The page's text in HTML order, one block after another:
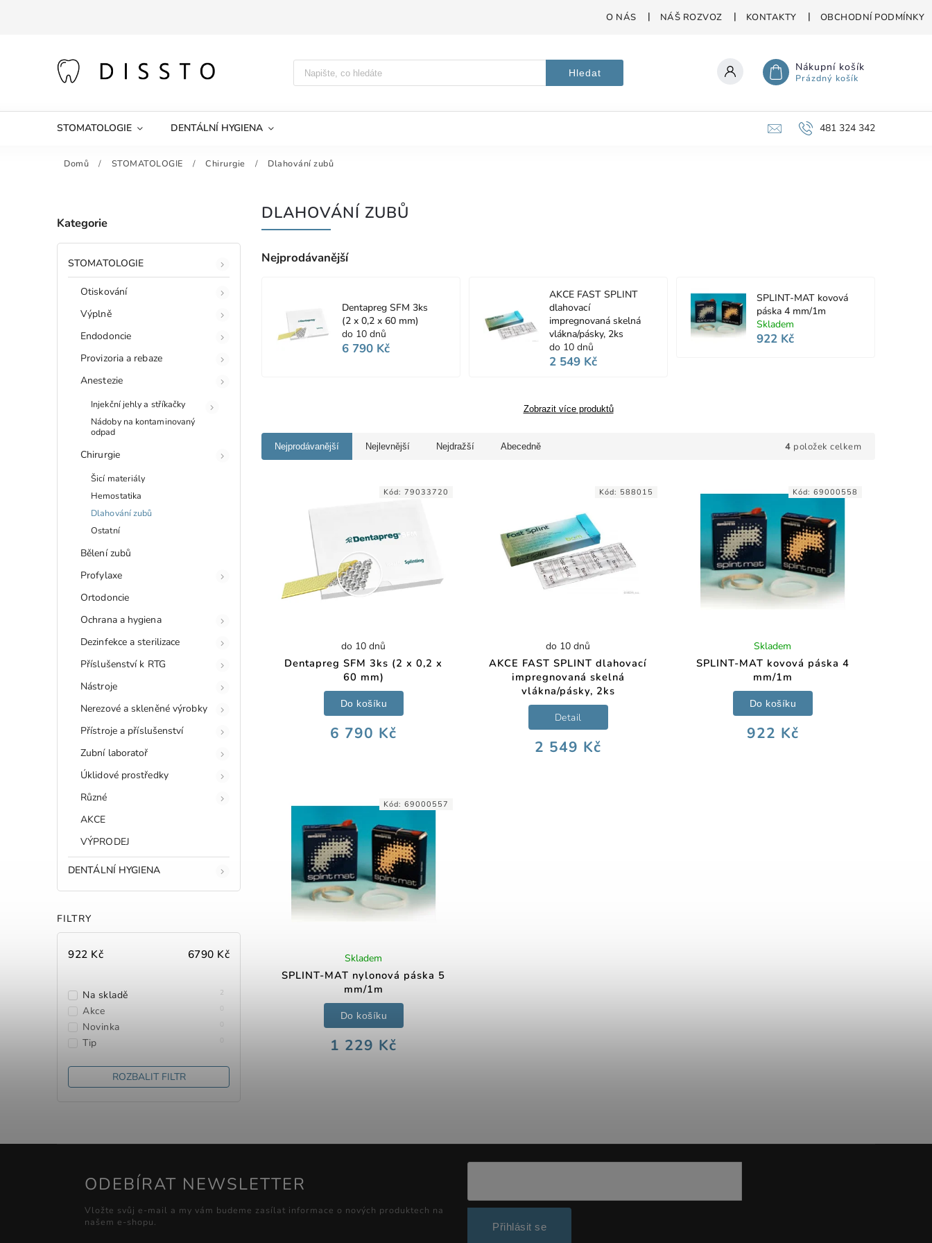
O NÁS NÁŠ ROZVOZ KONTAKTY OBCHODNÍ PODMÍNKY
Hledat Nákupní košík
Prázdný košík
STOMATOLOGIE DENTÁLNÍ HYGIENA 481 324 342
Domů / STOMATOLOGIE / Chirurgie / Dlahování zubů
Kategorie
STOMATOLOGIE
Otiskování
Výplně
Endodoncie
Provizoria a rebaze
Anestezie
Injekční jehly a stříkačky
Nádoby na kontaminovaný
odpad
Chirurgie
Šicí materiály
Hemostatika
Dlahování zubů
Ostatní
Bělení zubů
Profylaxe
Ortodoncie
Ochrana a hygiena
Dezinfekce a sterilizace
Příslušenství k RTG
Nástroje
Nerezové a skleněné výrobky
Přístroje a příslušenství
Zubní laboratoř
Úklidové prostředky
Různé
AKCE
VÝPRODEJ
DENTÁLNÍ HYGIENA
FILTRY
922 Kč 6790 Kč
Na skladě 2
Akce
Novinka
Tip
ROZBALIT FILTR
DLAHOVÁNÍ ZUBŮ
Nejprodávanější
Dentapreg SFM 3ks
(2 x 0,2 x 60 mm)
do 10 dnů
6 790 Kč
AKCE FAST SPLINT
dlahovací
impregnovaná skelná
vlákna/pásky, 2ks
do 10 dnů
2 549 Kč
SPLINT-MAT kovová
páska 4 mm/1m
Skladem
922 Kč
Zobrazit více produktů
Nejprodávanější Nejlevnější Nejdražší Abecedně 4 položek celkem
Dentapreg SFM 3ks (2 x 0,2 x
60 mm)
do 10 dnů
6 790 Kč
Do košíku
Kód:79033720
AKCE FAST SPLINT dlahovací
impregnovaná skelná
vlákna/pásky, 2ks
do 10 dnů
2 549 Kč
Detail
Kód: 588015
SPLINT-MAT kovová páska 4
mm/1m
Skladem
922 Kč
Do košíku
Kód:69000558
SPLINT-MAT nylonová páska 5
mm/1m
Skladem
1 229 Kč
Do košíku
Kód:69000557
ODEBÍRAT NEWSLETTER
Vložte svůj e-mail a my vám budeme zasílat informace o nových produktech na
našem e-shopu.
Přihlásit se